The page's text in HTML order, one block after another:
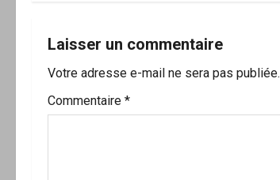
g
a
t
Laisser un commentaire
Votre adresse e-mail ne sera pas publiée.
Commentaire *